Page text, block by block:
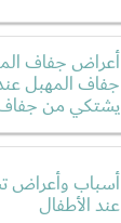
أعراض جفاف
جفاف المهبل
يشتكي من
أسباب وأعراض
عند الأطفال